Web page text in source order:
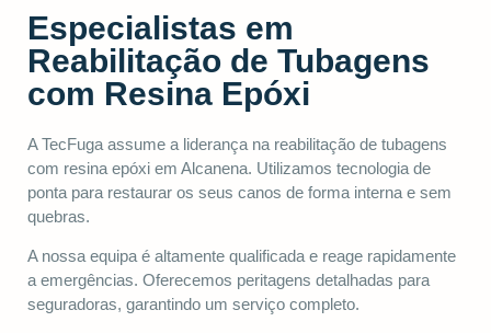
Especialistas em
Reabilitação de Tubagens
com Resina Epóxi
A TecFuga assume a liderança na reabilitação de tubagens
com resina epóxi em Alcanena. Utilizamos tecnologia de
ponta para restaurar os seus canos de forma interna e sem
quebras.
A nossa equipa é altamente qualificada e reage rapidamente
a emergências. Oferecemos peritagens detalhadas para
seguradoras, garantindo um serviço completo.